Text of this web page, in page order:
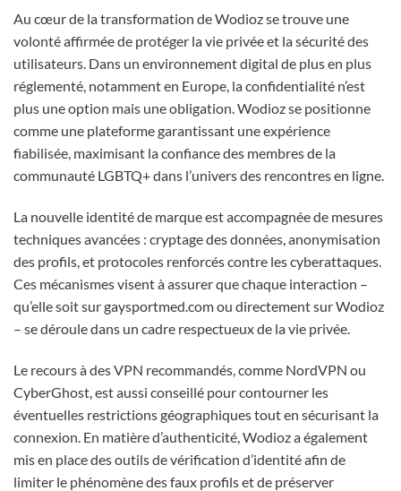
Au cœur de la transformation de Wodioz se trouve une
volonté affirmée de protéger la vie privée et la sécurité des
utilisateurs. Dans un environnement digital de plus en plus
réglementé, notamment en Europe, la confidentialité n’est
plus une option mais une obligation. Wodioz se positionne
comme une plateforme garantissant une expérience
fiabilisée, maximisant la confiance des membres de la
communauté LGBTQ+ dans l’univers des rencontres en ligne.
La nouvelle identité de marque est accompagnée de mesures
techniques avancées : cryptage des données, anonymisation
des profils, et protocoles renforcés contre les cyberattaques.
Ces mécanismes visent à assurer que chaque interaction –
qu’elle soit sur gaysportmed.com ou directement sur Wodioz
– se déroule dans un cadre respectueux de la vie privée.
Le recours à des VPN recommandés, comme NordVPN ou
CyberGhost, est aussi conseillé pour contourner les
éventuelles restrictions géographiques tout en sécurisant la
connexion. En matière d’authenticité, Wodioz a également
mis en place des outils de vérification d’identité afin de
limiter le phénomène des faux profils et de préserver